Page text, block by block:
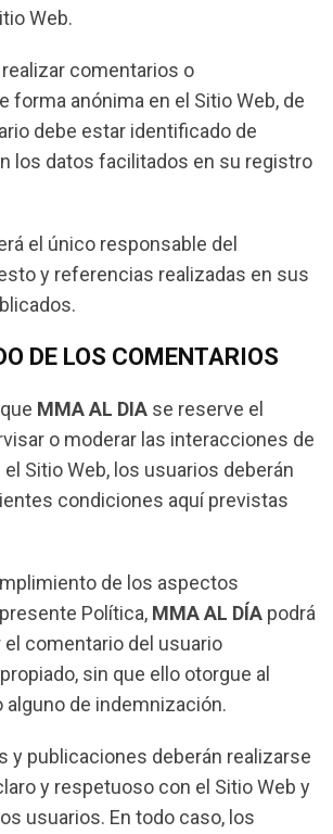
Web.
comentarios o
forma anónima en el Sitio Web, de
debe estar identificado de
los datos facilitados en su registro
el único responsable del
y referencias realizadas en sus
DE LOS COMENTARIOS
MMA AL DIA se reserve el
o moderar las interacciones de
Sitio Web, los usuarios deberán
condiciones aquí previstas
de los aspectos
Política, MMA AL DÍA podrá
el comentario del usuario
sin que ello otorgue al
alguno de indemnización.
y publicaciones deberán realizarse
y respetuoso con el Sitio Web y
usuarios. En todo caso, los